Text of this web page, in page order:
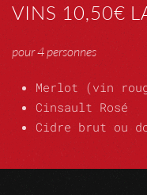
VINS 10,50€
pour 4 personnes
Merlot (vin
Cinsault Rosé
Cidre brut ou